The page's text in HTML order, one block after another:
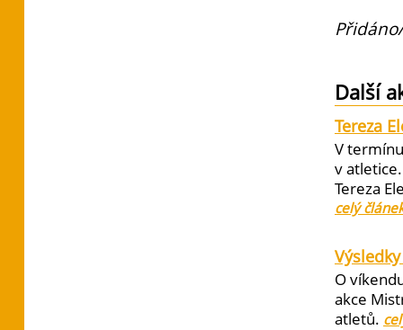
Další
Tereza
V
v
Tereza
celý
O
akce
atletů.